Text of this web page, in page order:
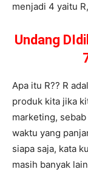
menjadi 4 yaitu
Undang
Apa itu R?? R
produk kita jika
marketing,
waktu yang
siapa saja, kata
masih banyak